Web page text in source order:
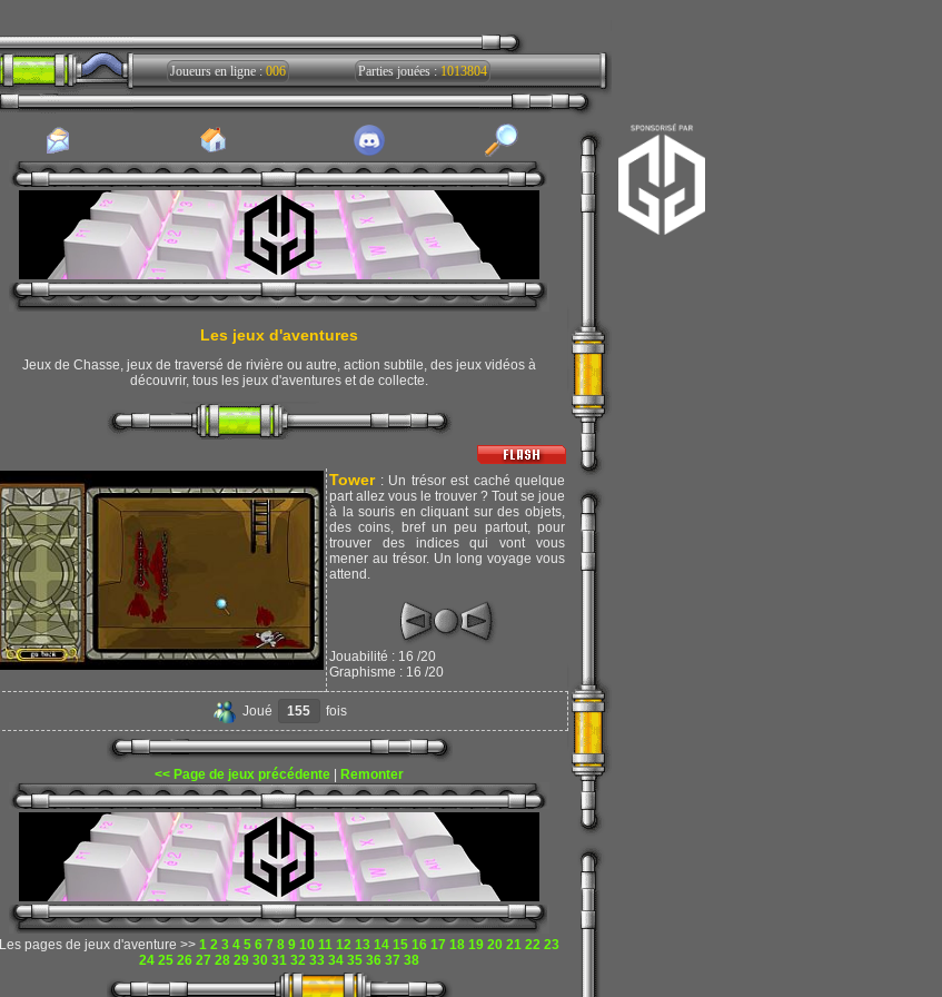
Joueurs en ligne :006 Parties jouées :1013804
Les jeux d'aventures
Jeux de Chasse, jeux de traversé de rivière ou autre, action subtile, des jeux vidéos à
découvrir, tous les jeux d'aventures et de collecte.
Tower: Un trésor est caché quelque
part allez vous le trouver ? Tout se joue
à la souris en cliquant sur des objets,
des coins, bref un peu partout, pour
trouver des indices qui vont vous
mener au trésor. Un long voyage vous
attend.
Jouabilité : 16 /20
Graphisme : 16 /20
Joué 155 fois
<< Page de jeux précédente Remonter
Les pages de jeux d'aventure >> 1 2 3 4 5 6 7 8 9 10 11 12 13 14 15 16 17 18 19 20 21 22 23
24 25 26 27 28 29 30 31 32 33 34 35 36 37 38